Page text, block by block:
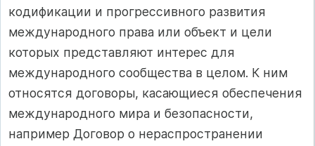
кодификации и прогрессивного развития
международного права или объект и цели
которых представляют интерес для
международного сообщества в целом. К ним
относятся договоры, касающиеся обеспечения
международного мира и безопасности,
например Договор о нераспространении